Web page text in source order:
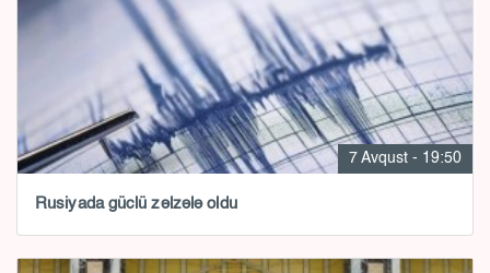
7 Avqust - 19:50
Rusiyada güclü zəlzələ oldu